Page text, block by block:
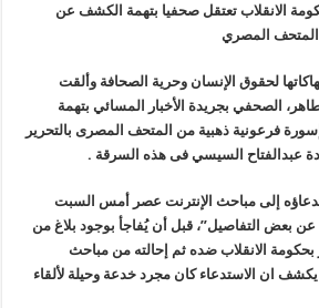
الانقلاب تعتقل صحفيا بتهمة الكشف عن
المصري
لحقوق الإنسان وحرية الصحافة وألقت
الصحفي بجريدة الأخبار المسائي بتهمة
فرعونية ذهبية من المتحف المصرى بالتحرير
عبدالفتاح السيسي فى هذه السرقة .
إلى مباحث الإنترنت عصر أمس السبت
عن بعض التفاصيل”، قبل أن يُفاجأ بوجود بلاغ من
بحكومة الانقلاب ضده ثم إحالته من مباحث
يكشف ان الاستدعاء كان مجرد خدعة وحيلة لألقاء